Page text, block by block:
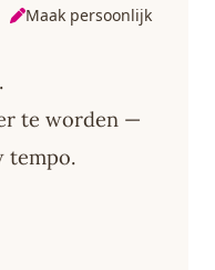
Maak persoonlijk
te worden —
tempo.